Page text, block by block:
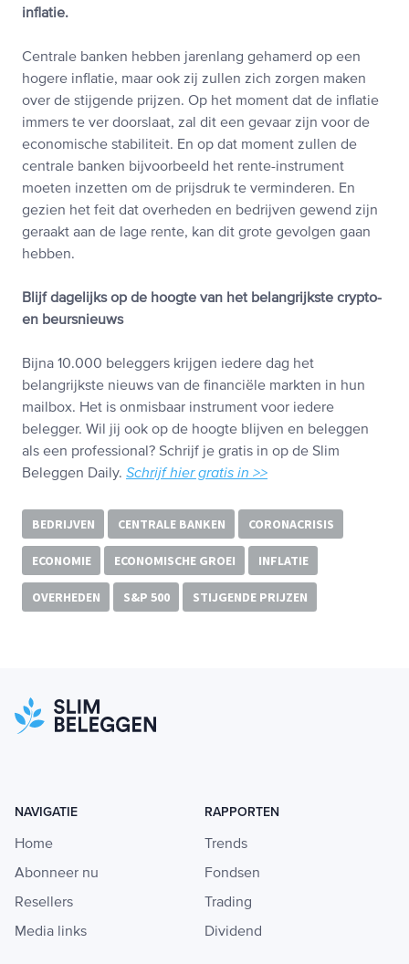
inflatie.
Centrale banken hebben jarenlang gehamerd op een
hogere inflatie, maar ook zij zullen zich zorgen maken
over de stijgende prijzen. Op het moment dat de inflatie
immers te ver doorslaat, zal dit een gevaar zijn voor de
economische stabiliteit. En op dat moment zullen de
centrale banken bijvoorbeeld het rente-instrument
moeten inzetten om de prijsdruk te verminderen. En
gezien het feit dat overheden en bedrijven gewend zijn
geraakt aan de lage rente, kan dit grote gevolgen gaan
hebben.
Blijf dagelijks op de hoogte van het belangrijkste crypto-
en beursnieuws
Bijna 10.000 beleggers krijgen iedere dag het
belangrijkste nieuws van de financiële markten in hun
mailbox. Het is onmisbaar instrument voor iedere
belegger. Wil jij ook op de hoogte blijven en beleggen
als een professional? Schrijf je gratis in op de Slim
Beleggen Daily. Schrijf hier gratis in >>
BEDRIJVEN CENTRALE BANKEN CORONACRISIS
ECONOMIE ECONOMISCHE GROEI INFLATIE
OVERHEDEN S&P 500 STIJGENDE PRIJZEN
NAVIGATIE
Home
Abonneer nu
Resellers
Media links
RAPPORTEN
Trends
Fondsen
Trading
Dividend